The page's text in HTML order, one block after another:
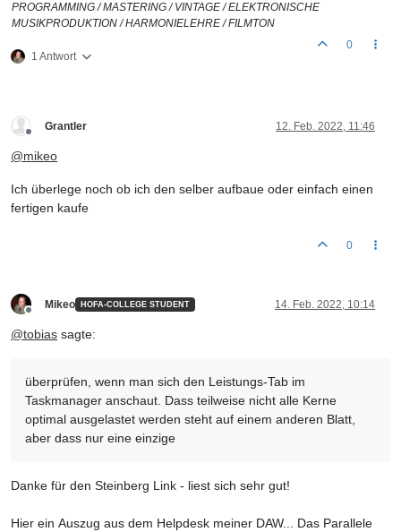
PROGRAMMING / MASTERING / VINTAGE / ELEKTRONISCHE
MUSIKPRODUKTION / HARMONIELEHRE / FILMTON
1 Antwort
0
Grantler 12. Feb. 2022, 11:46
@mikeo
Ich überlege noch ob ich den selber aufbaue oder einfach einen
fertigen kaufe
0
Mikeo HOFA-COLLEGE STUDENT 14. Feb. 2022, 10:14
@tobias sagte:
überprüfen, wenn man sich den Leistungs-Tab im
Taskmanager anschaut. Dass teilweise nicht alle Kerne
optimal ausgelastet werden steht auf einem anderen Blatt,
aber dass nur eine einzige
Danke für den Steinberg Link - liest sich sehr gut!
Hier ein Auszug aus dem Helpdesk meiner DAW... Das Parallele